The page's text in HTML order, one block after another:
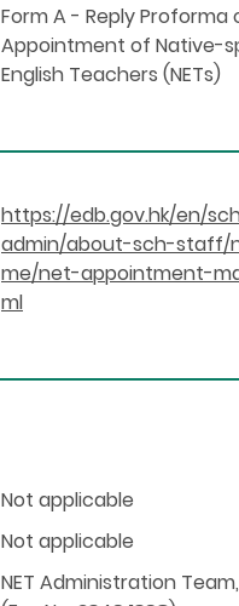
Form A - Reply Proforma
Appointment of Native-
English Teachers (NETs)
https://edb.gov.hk/en/
admin/about-sch-staff/
me/net-appointment-
ml
Not applicable
Not applicable
NET Administration